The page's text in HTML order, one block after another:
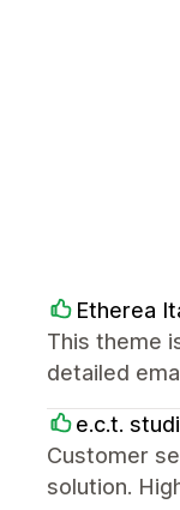
Etherea
This theme
detailed
e.c.t.
Customer
solution.